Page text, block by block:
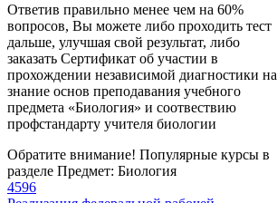
Ответив правильно менее чем на 60%
вопросов, Вы можете либо проходить тест
дальше, улучшая свой результат, либо
заказать Сертификат об участии в
прохождении независимой диагностики на
знание основ преподавания учебного
предмета «Биология» и соотвествию
профстандарту учителя биологии
Обратите внимание! Популярные курсы в
разделе Предмет: Биология
4596